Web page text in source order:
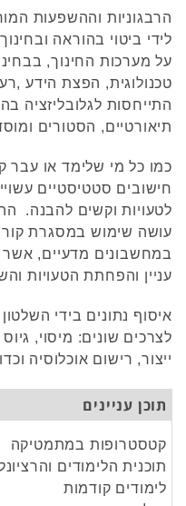
הרבגוניות וההשפעות
לידי ביטוי בהוראה
על מערכות החינוך,
טכנולוגית, הפצת הידע
התייחסות לגלובליזציה
תיאורטיים, הסטורים
כמו כל מי שלימד או עבר
חישובים סטטיסטיים
לטעויות וקשים להבנה.
עושה שימוש במסגרת
במחשבונים מדעיים, אשר
עניין והפחתת הטעויות
לצרכים שונים: מיסוי,
ייצור, רישום אוכלוסיה
תוכן עניינים
קטסטרופות במתמטיקה
תוכנית הלימודים
לימודים קודמות